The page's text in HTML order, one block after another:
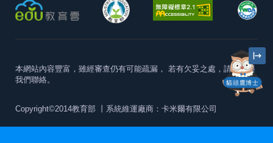
貓頭鷹博士
本網站內容豐富，雖經審查仍有可能疏漏， 若有欠妥之處，請隨時與
我們聯絡。
Copyright©2014教育部 丨系統維運廠商：卡米爾有限公司